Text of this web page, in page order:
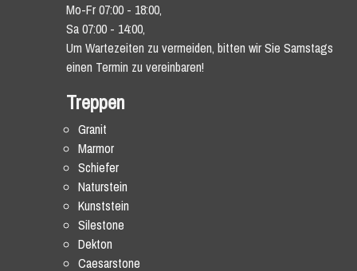
Mo-Fr 07:00 - 18:00,
Sa 07:00 - 14:00,
Um Wartezeiten zu vermeiden, bitten wir Sie Samstags
einen Termin zu vereinbaren!
Treppen
Granit
Marmor
Schiefer
Naturstein
Kunststein
Silestone
Dekton
Caesarstone